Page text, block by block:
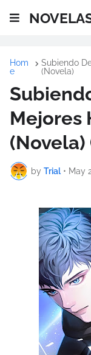
Hom
e
Subiendo
(Novela)
Mejores
by Trial • May